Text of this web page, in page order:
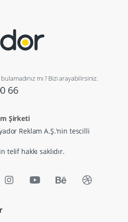
mı ? Bizi arayabilirsiniz.
66
Şirketi
Reklam A.Ş.'nin tescilli
telif hakkı saklıdır.